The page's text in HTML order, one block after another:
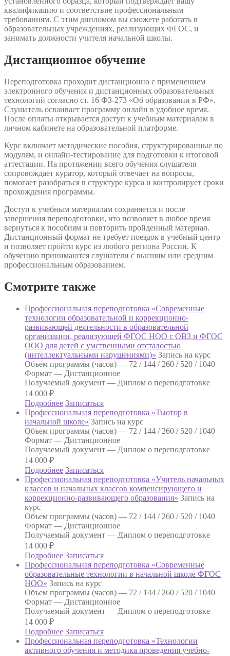
квалификацию и соответствие профессиональным
требованиям. С этим дипломом вы сможете работать в
образовательных учреждениях, реализующих ФГОС, и
занимать должности учителя начальной школы.
Дистанционное обучение
Переподготовка проходит дистанционно с применением
электронного обучения и дистанционных образовательных
технологий согласно ст. 16 ФЗ-273 «Об образовании в РФ».
Слушатель осваивает программу онлайн в удобное время.
После оплаты открывается доступ к учебным материалам в
личном кабинете на образовательной платформе.
Курс включает методические пособия, структурированные по
модулям, и онлайн-тестирование для подготовки к итоговой
аттестации. На протяжении всего обучения слушателя
сопровождает куратор, который отвечает на вопросы,
помогает разобраться в структуре курса и контролирует сроки
прохождения программы.
Доступ к учебным материалам сохраняется и после
завершения переподготовки, что позволяет в любое время
вернуться к пособиям и повторить пройденный материал.
Дистанционный формат не требует поездок в учебный центр
и позволяет пройти курс из любого региона России. К
обучению принимаются слушатели с высшим или средним
профессиональным образованием.
Смотрите также
Профессиональная переподготовка «Современные
технологии образовательной и коррекционно-
развивающей деятельности в образовательной
организации, реализующей ФГОС НОО с ОВЗ и ФГОС
ООО для детей с умственными отсталостью
(интеллектуальными нарушениями)» Запись на курс
Объем программы (часов) — 72 / 144 / 260 / 520 / 1040
Формат — Дистанционное
Получаемый документ — Диплом о переподготовке
14 000 ₽
Подробнее Записаться
Профессиональная переподготовка «Тьютор в
начальной школе» Запись на курс
Объем программы (часов) — 72 / 144 / 260 / 520 / 1040
Формат — Дистанционное
Получаемый документ — Диплом о переподготовке
14 000 ₽
Подробнее Записаться
Профессиональная переподготовка «Учитель начальных
классов и начальных классов компенсирующего и
коррекционно-развивающего образования» Запись на
курс
Объем программы (часов) — 72 / 144 / 260 / 520 / 1040
Формат — Дистанционное
Получаемый документ — Диплом о переподготовке
14 000 ₽
Подробнее Записаться
Профессиональная переподготовка «Современные
образовательные технологии в начальной школе ФГОС
НОО» Запись на курс
Объем программы (часов) — 72 / 144 / 260 / 520 / 1040
Формат — Дистанционное
Получаемый документ — Диплом о переподготовке
14 000 ₽
Подробнее Записаться
Профессиональная переподготовка «Технологии
активного обучения и методика проведения учебно-